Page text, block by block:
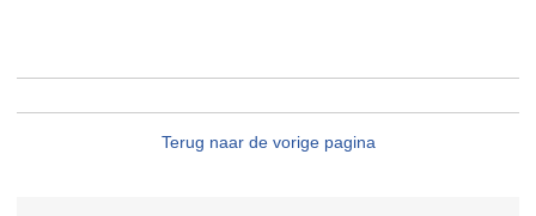
Terug naar de vorige pagina